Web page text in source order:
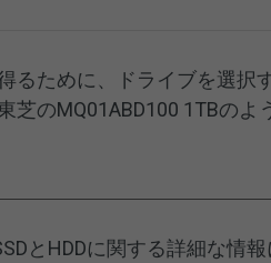
るために、ドライブを選択
芝のMQ01ABD100 1TBのよ
とHDDに関する詳細な情報